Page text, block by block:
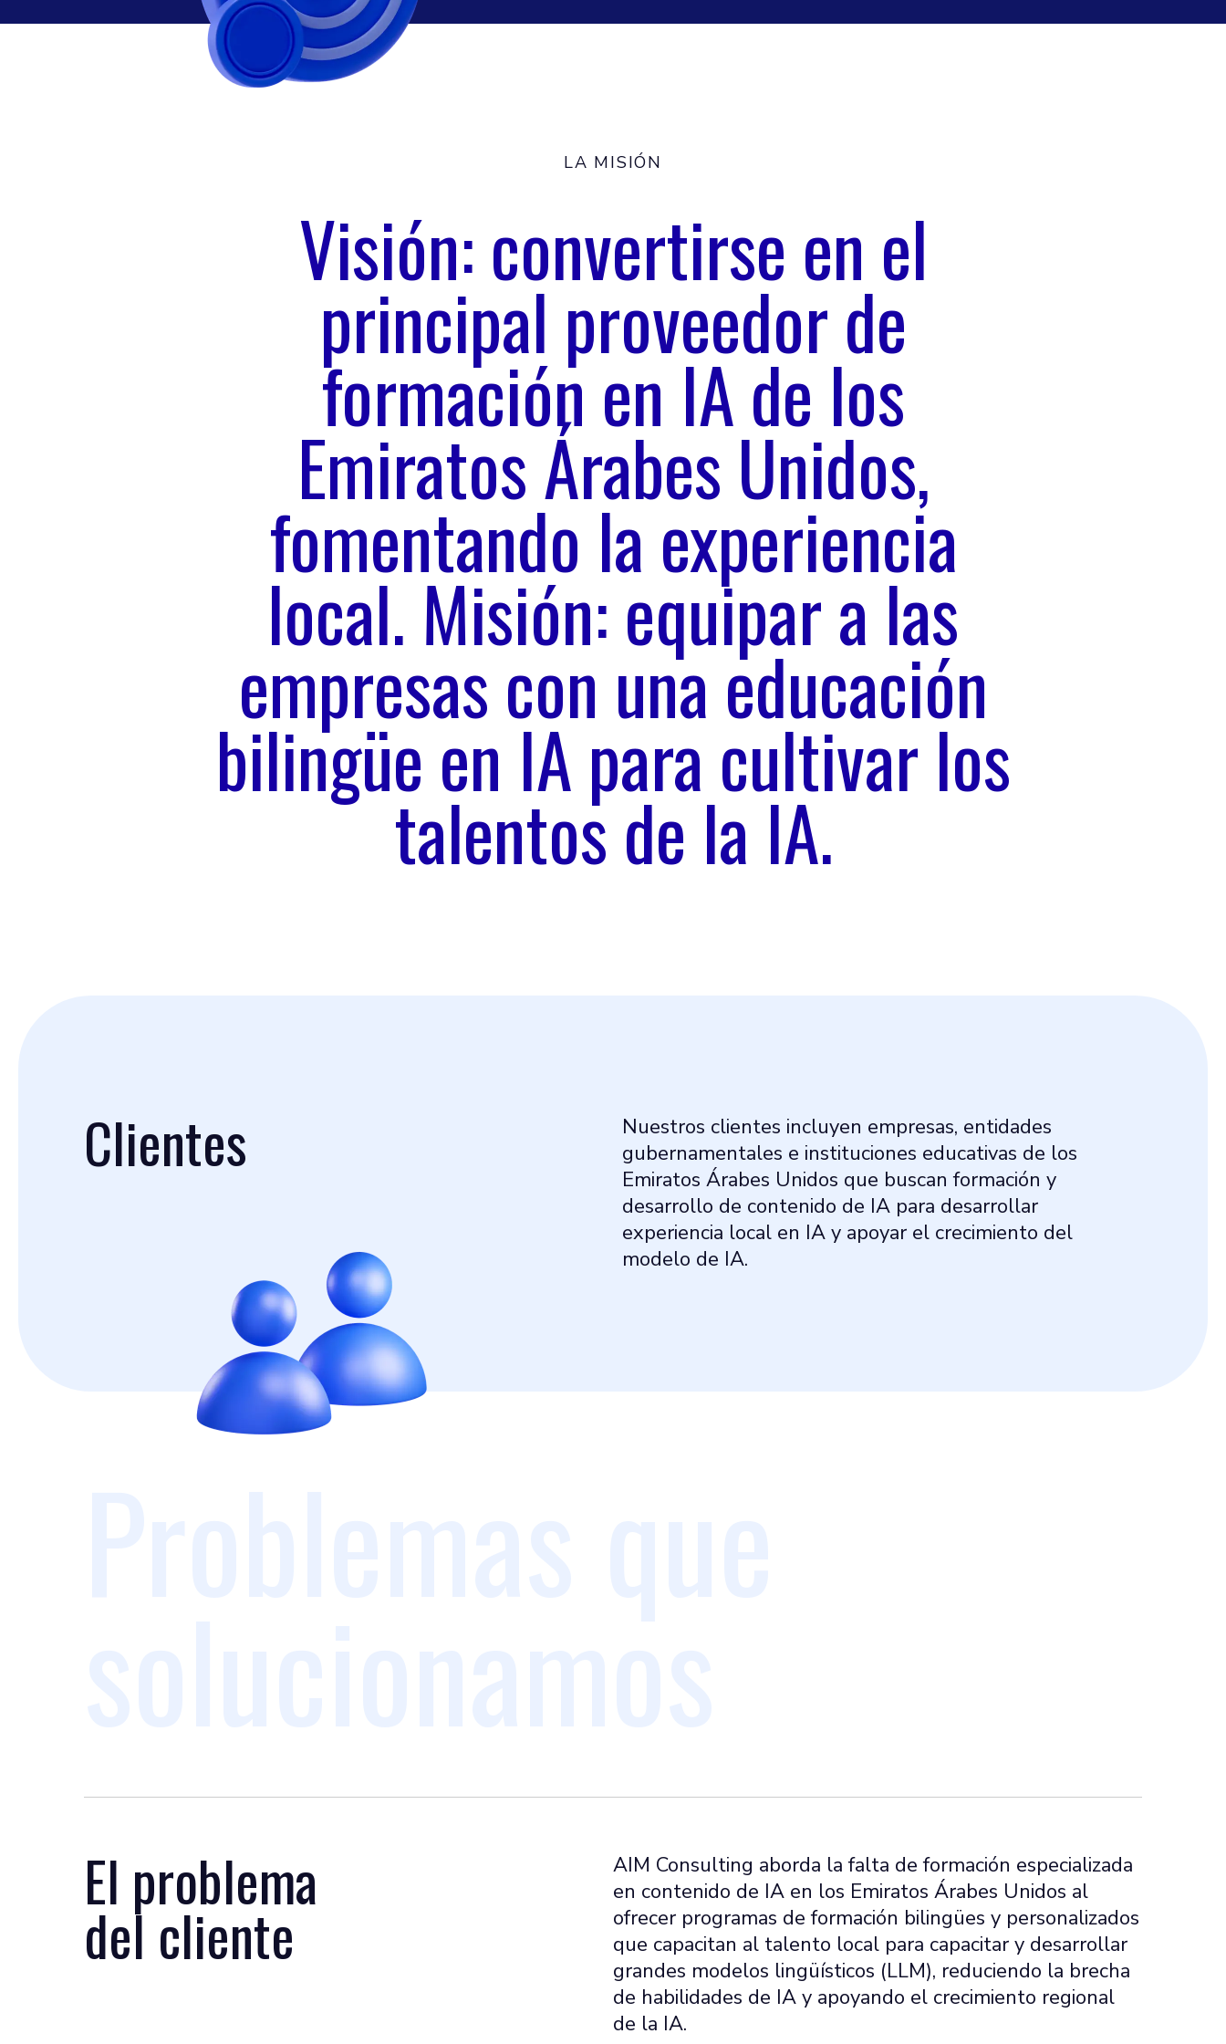
LA MISIÓN
Visión: convertirse en el
principal proveedor de
formación en IA de los
Emiratos Árabes Unidos,
fomentando la experiencia
local. Misión: equipar a las
empresas con una educación
bilingüe en IA para cultivar los
talentos de la IA.
Clientes
Nuestros clientes incluyen empresas, entidades
gubernamentales e instituciones educativas de los
Emiratos Árabes Unidos que buscan formación y
desarrollo de contenido de IA para desarrollar
experiencia local en IA y apoyar el crecimiento del
modelo de IA.
El problema
del cliente
AIM Consulting aborda la falta de formación especializada
en contenido de IA en los Emiratos Árabes Unidos al
ofrecer programas de formación bilingües y personalizados
que capacitan al talento local para capacitar y desarrollar
grandes modelos lingüísticos (LLM), reduciendo la brecha
de habilidades de IA y apoyando el crecimiento regional
de la IA.